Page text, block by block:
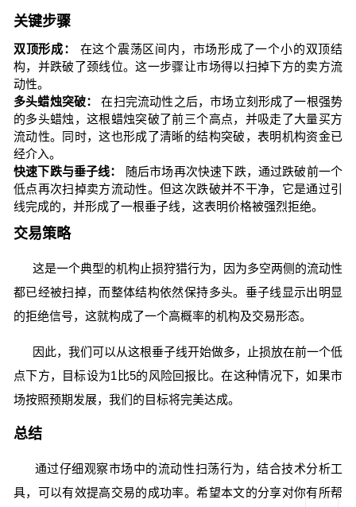
关键步骤
双顶形成：
在这个震荡区间内，市场形成了一个小的双顶结
构，并跌破了颈线位。这一步骤让市场得以扫掉下方的卖方流
动性。
多头蜡烛突破：
在扫完流动性之后，市场立刻形成了一根强势
的多头蜡烛，这根蜡烛突破了前三个高点，并吸走了大量买方
流动性。同时，这也形成了清晰的结构突破，表明机构资金已
经介入。
快速下跌与垂子线：
随后市场再次快速下跌，通过跌破前一个
低点再次扫掉卖方流动性。但这次跌破并不干净，它是通过引
线完成的，并形成了一根垂子线，这表明价格被强烈拒绝。
交易策略
这是一个典型的机构止损狩猎行为，因为多空两侧的流动性
都已经被扫掉，而整体结构依然保持多头。垂子线显示出明显
的拒绝信号，这就构成了一个高概率的机构及交易形态。
因此，我们可以从这根垂子线开始做多，止损放在前一个低
点下方，目标设为1比5的风险回报比。在这种情况下，如果市
场按照预期发展，我们的目标将完美达成。
总结
通过仔细观察市场中的流动性扫荡行为，结合技术分析工
具，可以有效提高交易的成功率。希望本文的分享对你有所帮